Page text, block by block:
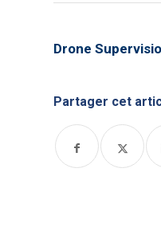
Drone
Partager cet